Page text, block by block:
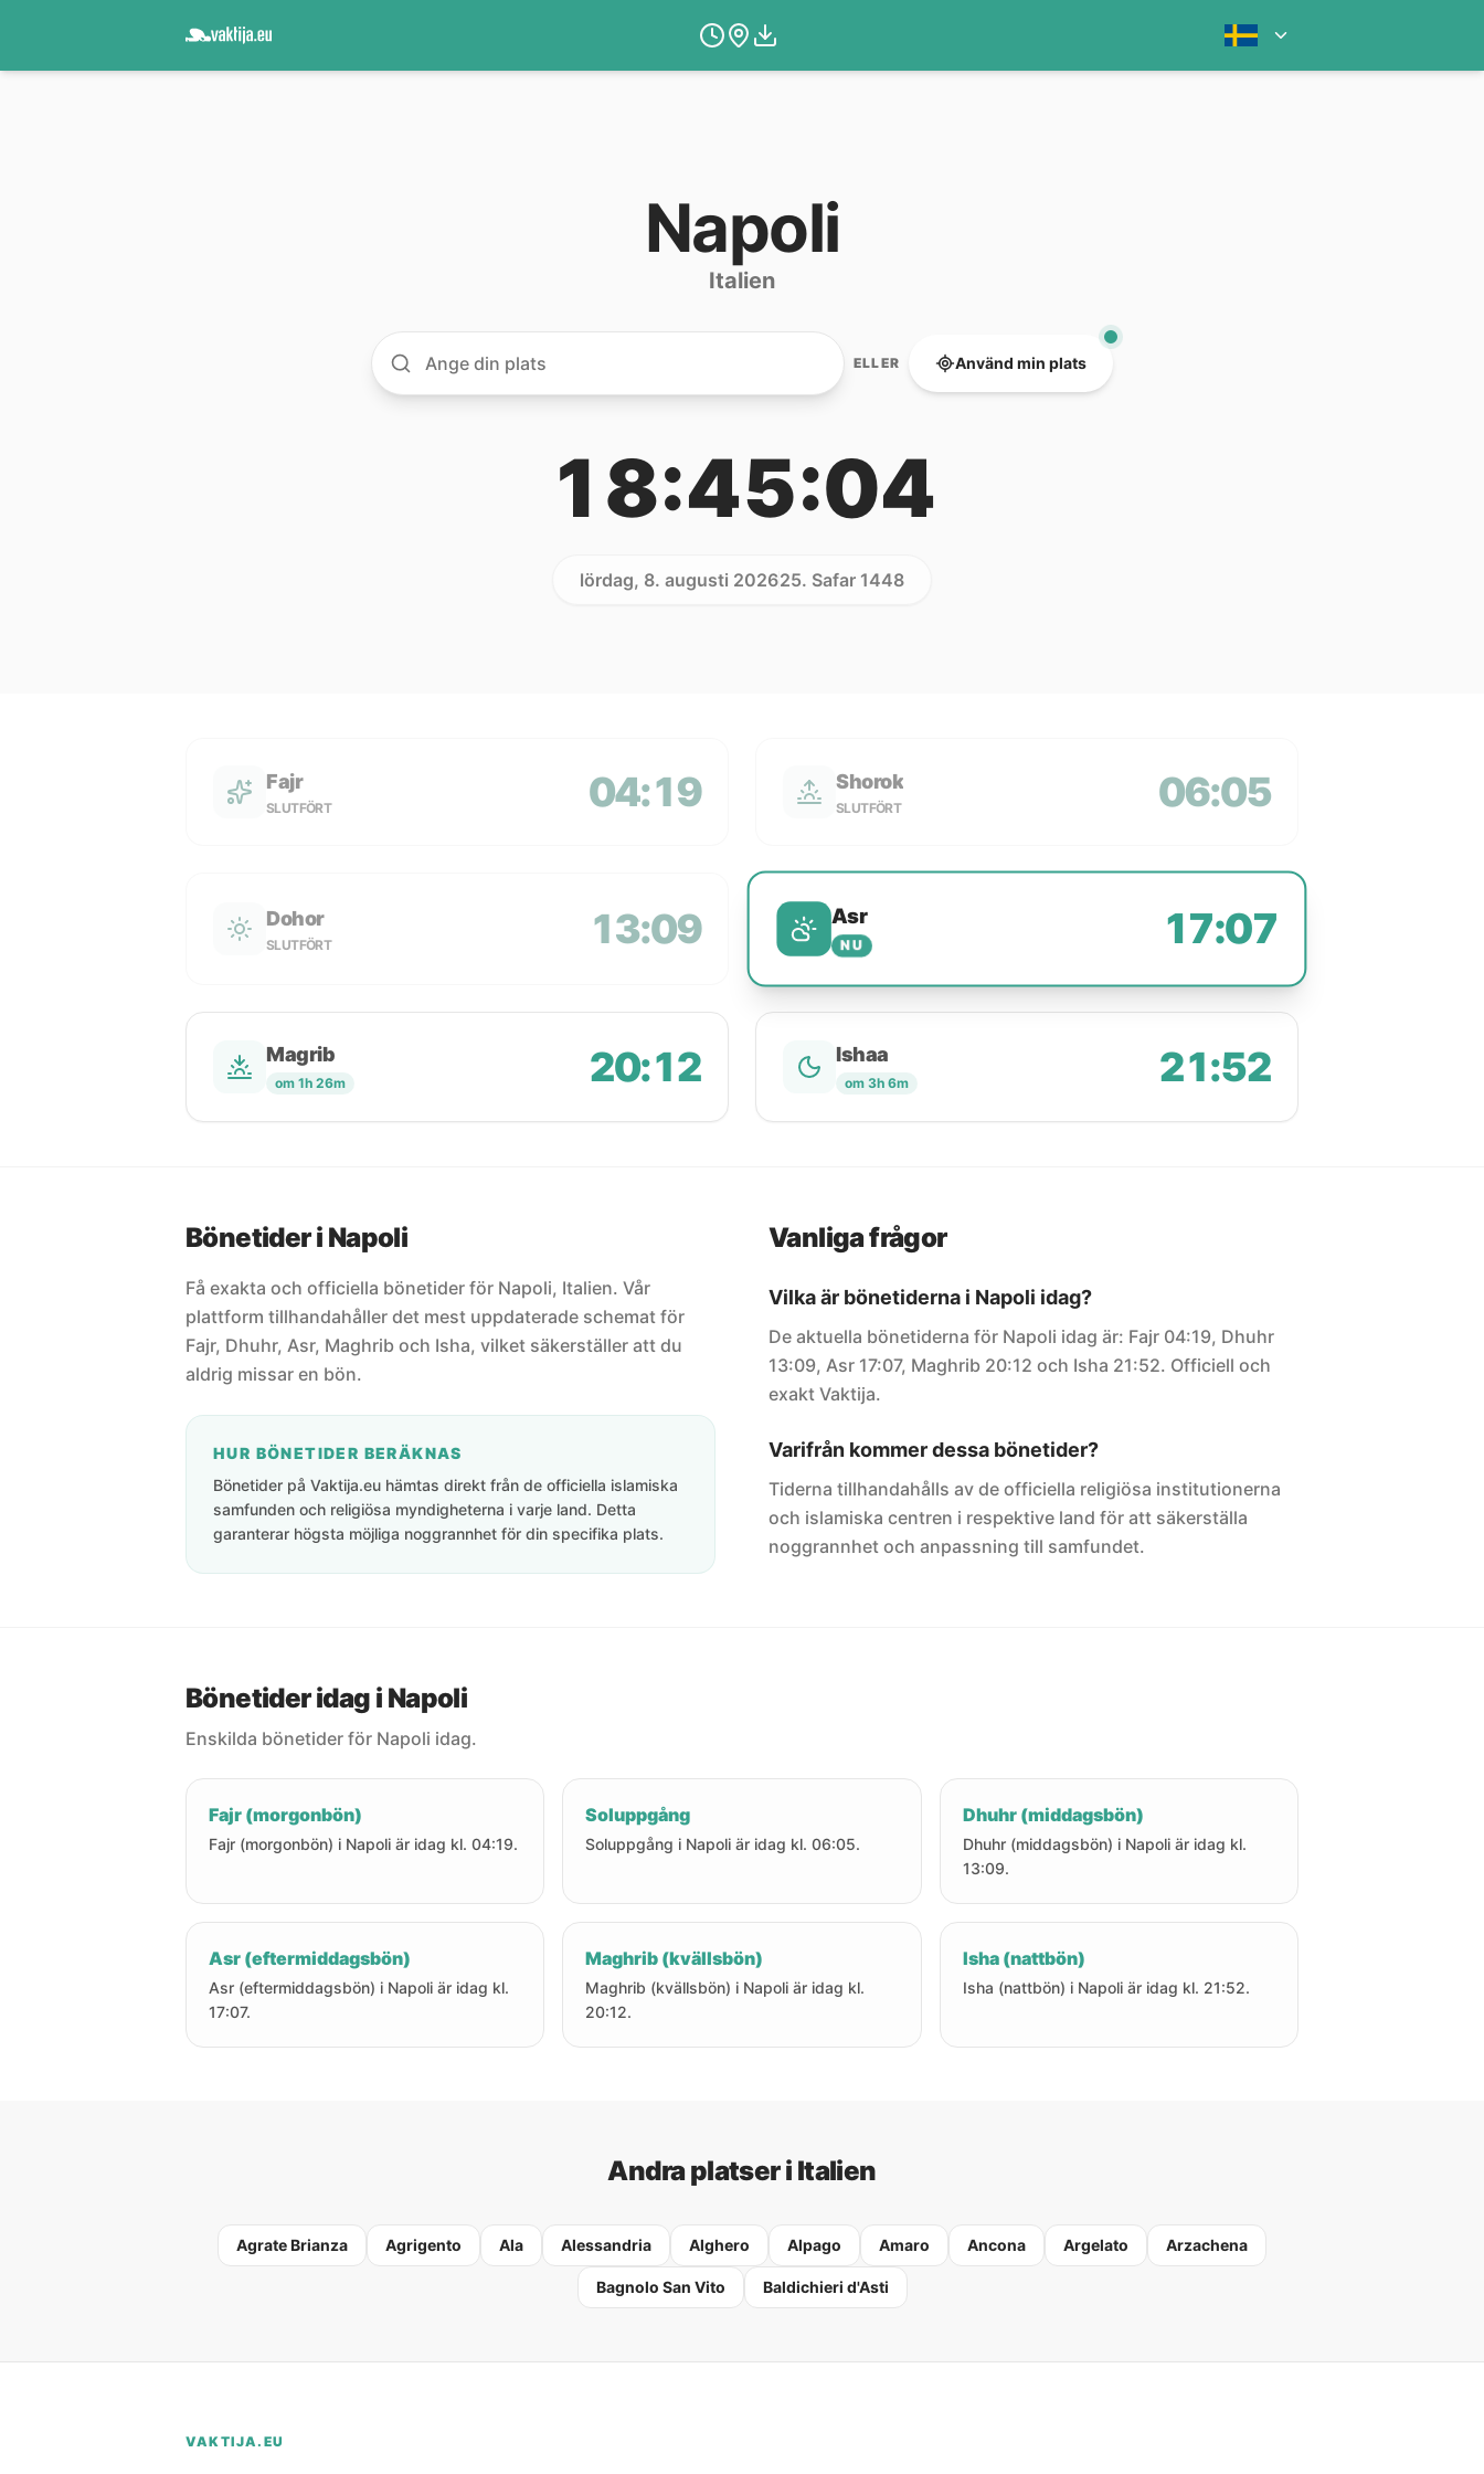
Napoli
Italien
ELLER Använd min plats
18:45:04
lördag, 8. augusti 202625. Safar 1448
Fajr
SLUTFÖRT 04:19 Shorok
SLUTFÖRT 06:05
Dohor
SLUTFÖRT 13:09 Asr
NU 17:07
Magrib
om 1h 26m 20:12 Ishaa
om 3h 6m 21:52
Bönetider i Napoli
Få exakta och officiella bönetider för Napoli, Italien. Vår
plattform tillhandahåller det mest uppdaterade schemat för
Fajr, Dhuhr, Asr, Maghrib och Isha, vilket säkerställer att du
aldrig missar en bön.
HUR BÖNETIDER BERÄKNAS
Bönetider på Vaktija.eu hämtas direkt från de officiella islamiska
samfunden och religiösa myndigheterna i varje land. Detta
garanterar högsta möjliga noggrannhet för din specifika plats.
Vanliga frågor
Vilka är bönetiderna i Napoli idag?
De aktuella bönetiderna för Napoli idag är: Fajr 04:19, Dhuhr
13:09, Asr 17:07, Maghrib 20:12 och Isha 21:52. Officiell och
exakt Vaktija.
Varifrån kommer dessa bönetider?
Tiderna tillhandahålls av de officiella religiösa institutionerna
och islamiska centren i respektive land för att säkerställa
noggrannhet och anpassning till samfundet.
Bönetider idag i Napoli
Enskilda bönetider för Napoli idag.
Fajr (morgonbön)
Fajr (morgonbön) i Napoli är idag kl. 04:19.
Soluppgång
Soluppgång i Napoli är idag kl. 06:05.
Dhuhr (middagsbön)
Dhuhr (middagsbön) i Napoli är idag kl.
13:09.
Asr (eftermiddagsbön)
Asr (eftermiddagsbön) i Napoli är idag kl.
17:07.
Maghrib (kvällsbön)
Maghrib (kvällsbön) i Napoli är idag kl.
20:12.
Isha (nattbön)
Isha (nattbön) i Napoli är idag kl. 21:52.
Andra platser i Italien
Agrate Brianza Agrigento Ala Alessandria Alghero Alpago Amaro Ancona Argelato Arzachena
Bagnolo San Vito Baldichieri d'Asti
VAKTIJA.EU